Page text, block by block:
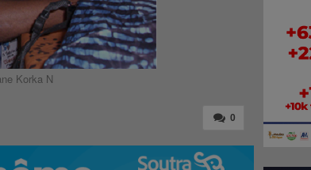
Korka N
0